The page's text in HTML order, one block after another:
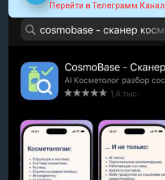
Перейти в Телеграмм Канал